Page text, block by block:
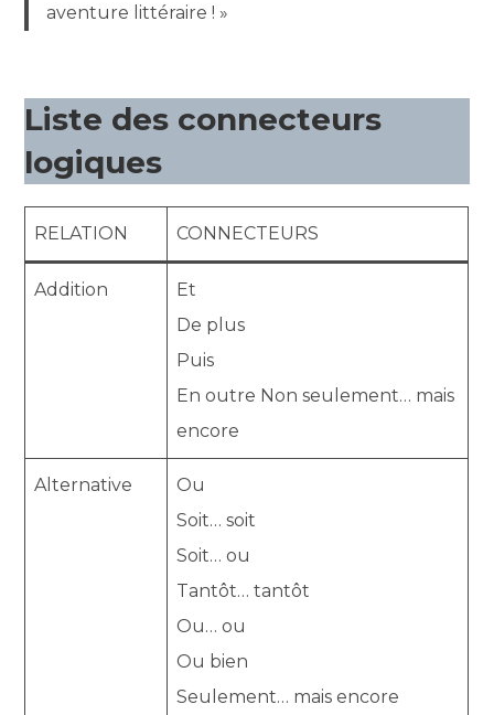
aventure littéraire ! »
Liste des connecteurs
logiques
RELATION CONNECTEURS
Addition
Et
De plus
Puis
En outre Non seulement… mais
encore
Alternative
Ou
Soit… soit
Soit… ou
Tantôt… tantôt
Ou… ou
Ou bien
Seulement… mais encore